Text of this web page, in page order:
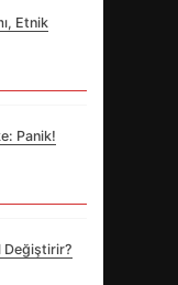
Etnik
Panik!
Değiştirir?
NE